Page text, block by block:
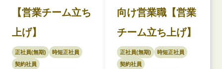
【営業チーム立ち
上げ】
正社員(無期)
時短正社員
契約社員
向け営業職【営業
チーム立ち上げ】
正社員(無期)
時短正社員
契約社員